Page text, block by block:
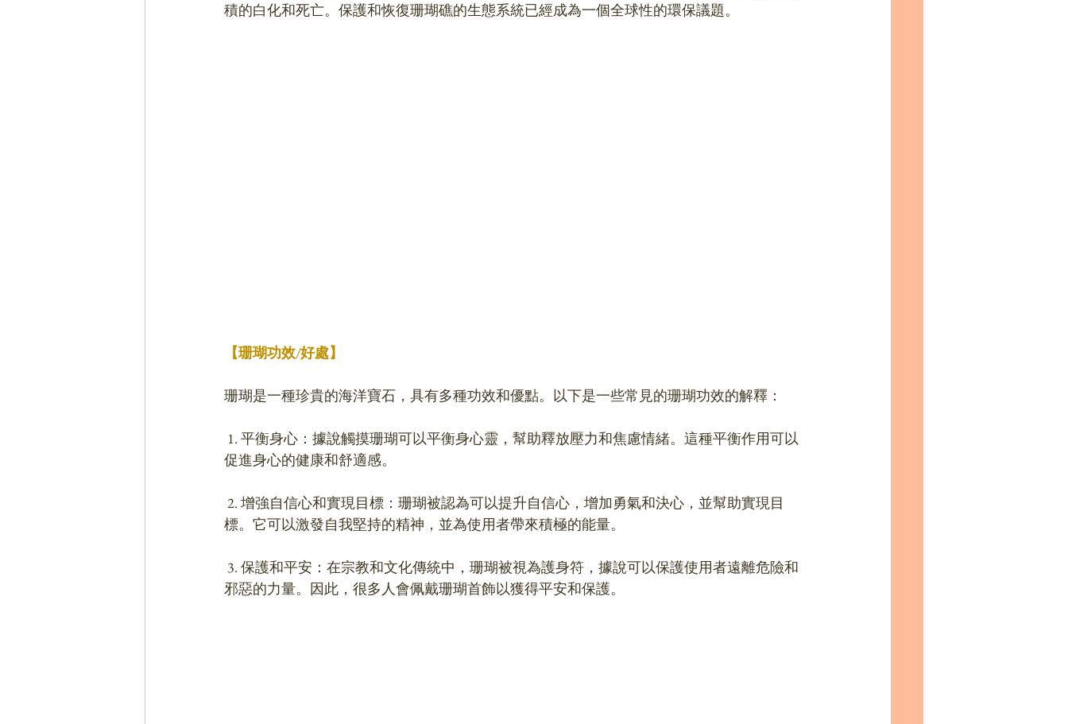
積的白化和死亡。保護和恢復珊瑚礁的生態系統已經成為一個全球性的環保議題。
【珊瑚功效/好處】
珊瑚是一種珍貴的海洋寶石，具有多種功效和優點。以下是一些常見的珊瑚功效的解釋：
促進身心的健康和舒適感。
標。它可以激發自我堅持的精神，並為使用者帶來積極的能量。
邪惡的力量。因此，很多人會佩戴珊瑚首飾以獲得平安和保護。